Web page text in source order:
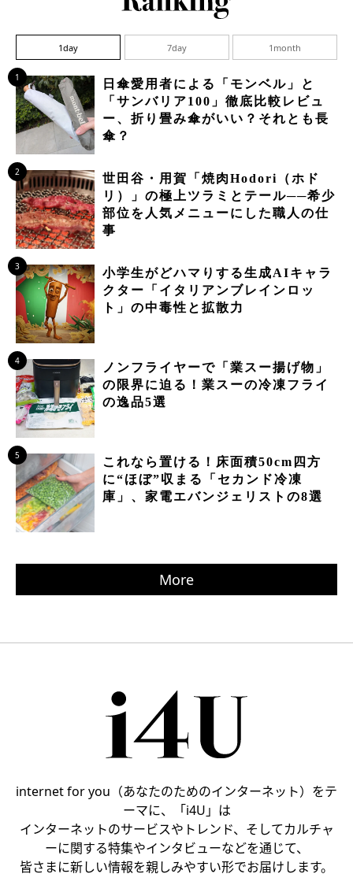
1day 7day 1month
1
日傘愛用者による「モンベル」と
「サンバリア100」徹底比較レビュ
ー、折り畳み傘がいい？それとも長
傘？
2
世田谷・用賀「焼肉Hodori（ホド
リ）」の極上ツラミとテール──希少
部位を人気メニューにした職人の仕
事
3
小学生がどハマりする生成AIキャラ
クター「イタリアンブレインロッ
ト」の中毒性と拡散力
4
ノンフライヤーで「業スー揚げ物」
の限界に迫る！業スーの冷凍フライ
の逸品5選
5
これなら置ける！床面積50cm四方
に“ほぼ”収まる「セカンド冷凍
庫」、家電エバンジェリストの8選
More
internet for you（あなたのためのインターネット）をテ
ーマに、「i4U」は
インターネットのサービスやトレンド、そしてカルチャ
ーに関する特集やインタビューなどを通じて、
皆さまに新しい情報を親しみやすい形でお届けします。